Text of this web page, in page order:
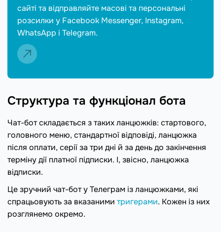
сайті та відправляйте масові та персональні
розсилки у Facebook Messenger, Instagram,
WhatsApp і Telegram.
Структура та функціонал бота
Чат-бот складається з таких ланцюжків: стартового,
головного меню, стандартної відповіді, ланцюжка
після оплати, серії за три дні й за день до закінчення
терміну дії платної підписки. І, звісно, ланцюжка
відписки.
Це зручний чат-бот у Телеграм із ланцюжками, які
спрацьовують за вказаними тригерами. Кожен із них
розглянемо окремо.